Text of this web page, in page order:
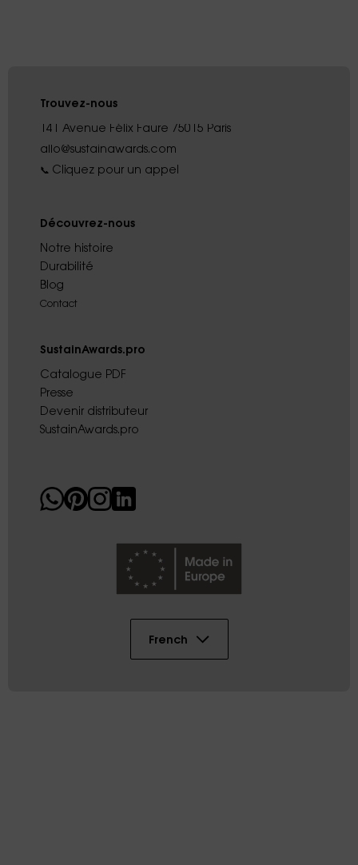
Trouvez-nous
141 Avenue Félix Faure 75015 Paris
allo@sustainawards.com
📞 Cliquez pour un appel
Découvrez-nous
Notre histoire
Durabilité
Blog
Contact
SustainAwards.pro
Catalogue PDF
Presse
Devenir distributeur
SustainAwards.pro
French
Copyright © 2026 AK DIGITAL PLASTIC SL